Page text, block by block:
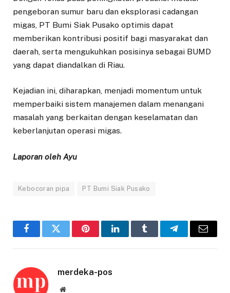
pengeboran sumur baru dan eksplorasi cadangan
migas, PT Bumi Siak Pusako optimis dapat
memberikan kontribusi positif bagi masyarakat dan
daerah, serta mengukuhkan posisinya sebagai BUMD
yang dapat diandalkan di Riau.
Kejadian ini, diharapkan, menjadi momentum untuk
memperbaiki sistem manajemen dalam menangani
masalah yang berkaitan dengan keselamatan dan
keberlanjutan operasi migas.
Laporan oleh Ayu
Kebocoran pipa PT Bumi Siak Pusako
FacebookTwitter PinterestLinkedInTumblr TelegramEmail
merdeka-pos
Website